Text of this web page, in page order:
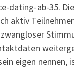
dating-ab-35.
aktiv
eigen